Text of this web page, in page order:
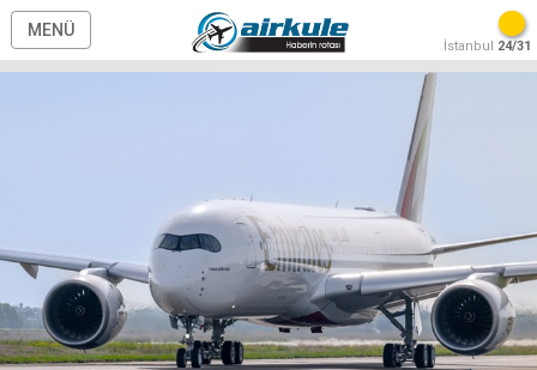
MENÜ
İstanbul 24/31